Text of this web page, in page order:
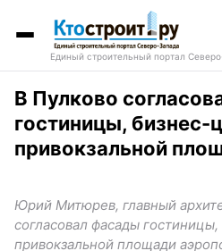
Единый строительный портал
В Пулково
гостиницы, бизнес-
привокзальной
Юрий Митюрев, главный
согласовал фасады
привокзальной площади